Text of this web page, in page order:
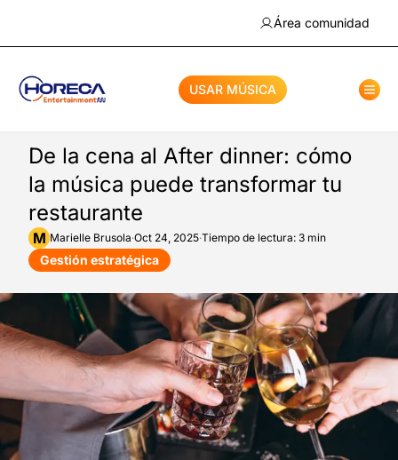
Área comunidad
USAR MÚSICA
De la cena al After dinner: cómo
la música puede transformar tu
restaurante
M Marielle Brusola·Oct 24, 2025·Tiempo de lectura: 3 min
Gestión estratégica